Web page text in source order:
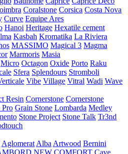
Coralstone Corsica Costa Nova
Curve Equipe Ares
Hanoi Heritage Hexatile cement
Kasbah Kromatika La Riviera
MASSIMO Magical 3 Magma
Marmoris Masia
Micro Octagon Oxide Porto Raku
Sfera Splendours Stromboli
Vibe Village Vitral Wadi Wave
Resin Cornerstone Cornerstone
Pro Grain Stone Lombarda Medley
Stone Project Stone Talk Tr3nd
Aglomerat Alba Artwood Bernini